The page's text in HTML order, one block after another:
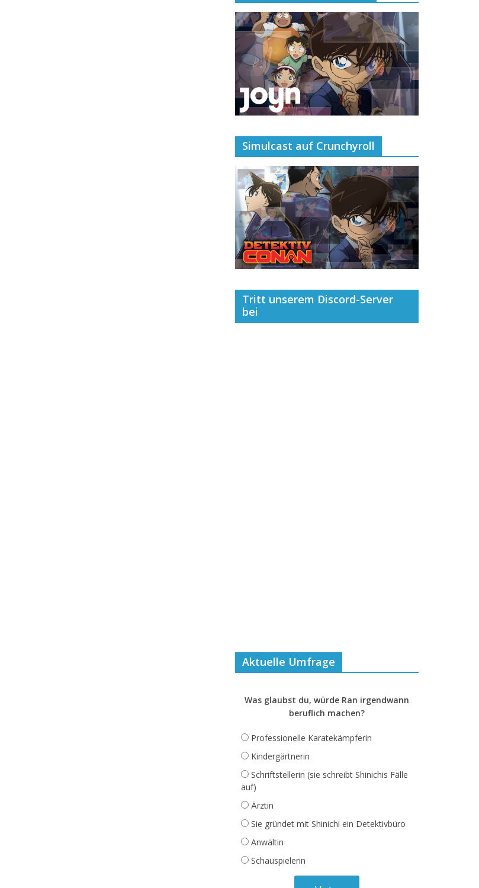
Simulcast auf Crunchyroll
Tritt unserem Discord-Server
bei
Aktuelle Umfrage
Was glaubst du, würde Ran irgendwann
beruflich machen?
Professionelle Karatekämpferin
Kindergärtnerin
Schriftstellerin (sie schreibt Shinichis Fälle
auf)
Ärztin
Sie gründet mit Shinichi ein Detektivbüro
Anwältin
Schauspielerin